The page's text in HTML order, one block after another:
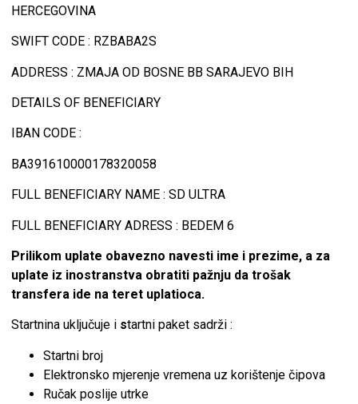
HERCEGOVINA
SWIFT CODE : RZBABA2S
ADDRESS : ZMAJA OD BOSNE BB SARAJEVO BIH
DETAILS OF BENEFICIARY
IBAN CODE :
BA391610000178320058
FULL BENEFICIARY NAME : SD ULTRA
FULL BENEFICIARY ADRESS : BEDEM 6
Prilikom uplate obavezno navesti ime i prezime, a za
uplate iz inostranstva obratiti pažnju da trošak
transfera ide na teret uplatioca.
Startnina uključuje i startni paket sadrži :
Startni broj
Elektronsko mjerenje vremena uz korištenje čipova
Ručak poslije utrke